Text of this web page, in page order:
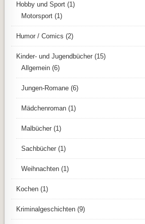
Hobby und Sport (1)
Motorsport (1)
Humor / Comics (2)
Kinder- und Jugendbücher (15)
Allgemein (6)
Jungen-Romane (6)
Mädchenroman (1)
Malbücher (1)
Sachbücher (1)
Weihnachten (1)
Kochen (1)
Kriminalgeschichten (9)